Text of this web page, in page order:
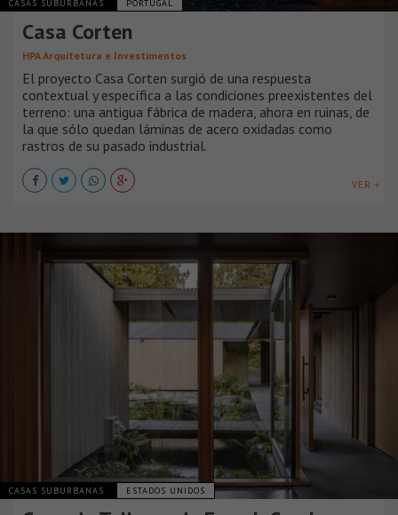
CASAS SUBURBANAS PORTUGAL
Casa Corten
HPA Arquitetura e Investimentos
El proyecto Casa Corten surgió de una respuesta
contextual y específica a las condiciones preexistentes del
terreno: una antigua fábrica de madera, ahora en ruinas, de
la que sólo quedan láminas de acero oxidadas como
rastros de su pasado industrial.
VER +
CASAS SUBURBANAS ESTADOS UNIDOS